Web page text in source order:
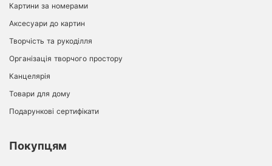
Картини за номерами
Аксесуари до картин
Творчість та рукоділля
Організація творчого простору
Канцелярія
Товари для дому
Подарункові сертифікати
Покупцям